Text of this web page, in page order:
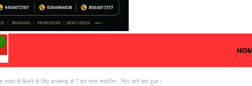
से मिलने के लिए आजमगढ़ से 7 बार भागा नाबालिग...फिर जाने क्या हुआ।